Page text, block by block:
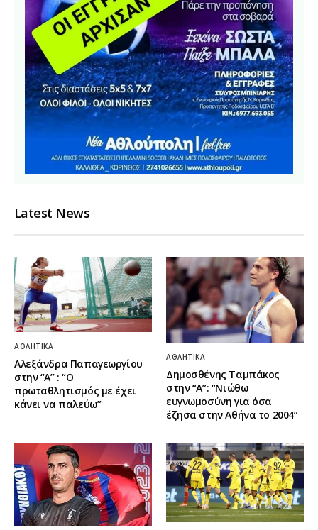
Latest News
ΑΘΛΗΤΙΚΆ
Αλεξάνδρα Παπαγεωργίου
στην “Α” : “Ο
πρωταθλητισμός με έχει
κάνει να παλεύω”
ΑΘΛΗΤΙΚΆ
Δημοσθένης Ταμπάκος
στην “A”: “Νιώθω
ευγνωμοσύνη για όσα
έζησα στην Αθήνα το 2004”